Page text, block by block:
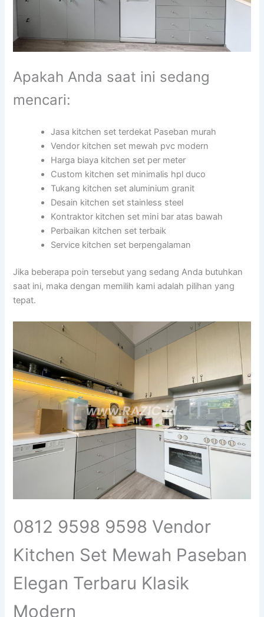
Apakah Anda saat ini sedang
mencari:
Jasa kitchen set terdekat Paseban murah
Vendor kitchen set mewah pvc modern
Harga biaya kitchen set per meter
Custom kitchen set minimalis hpl duco
Tukang kitchen set aluminium granit
Desain kitchen set stainless steel
Kontraktor kitchen set mini bar atas bawah
Perbaikan kitchen set terbaik
Service kitchen set berpengalaman
Jika beberapa poin tersebut yang sedang Anda butuhkan
saat ini, maka dengan memilih kami adalah pilihan yang
tepat.
0812 9598 9598 Vendor
Kitchen Set Mewah Paseban
Elegan Terbaru Klasik
Modern